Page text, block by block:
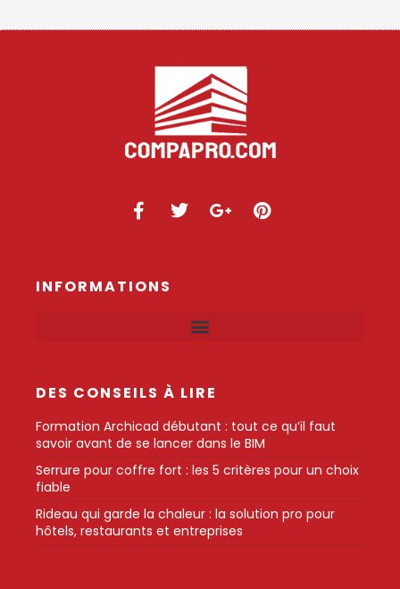
INFORMATIONS
DES CONSEILS À LIRE
Formation Archicad débutant : tout ce qu’il faut
savoir avant de se lancer dans le BIM
Serrure pour coffre fort : les 5 critères pour un choix
fiable
Rideau qui garde la chaleur : la solution pro pour
hôtels, restaurants et entreprises